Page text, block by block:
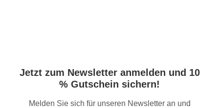
Jetzt zum Newsletter anmelden und 10
% Gutschein sichern!
Melden Sie sich für unseren Newsletter an und